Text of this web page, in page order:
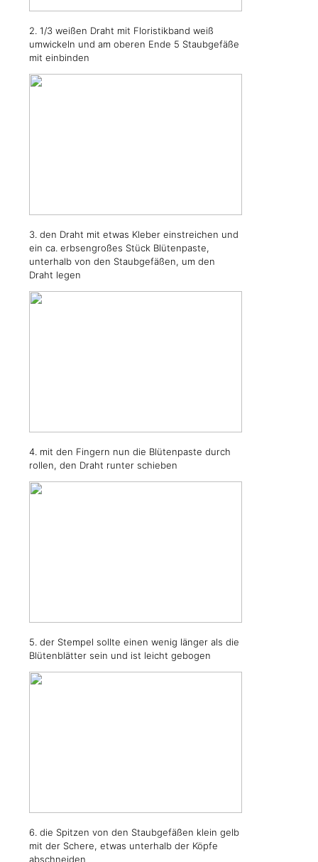
2. 1/3 weißen Draht mit Floristikband weiß
umwickeln und am oberen Ende 5 Staubgefäße
mit einbinden
3. den Draht mit etwas Kleber einstreichen und
ein ca. erbsengroßes Stück Blütenpaste,
unterhalb von den Staubgefäßen, um den
Draht legen
4. mit den Fingern nun die Blütenpaste durch
rollen, den Draht runter schieben
5. der Stempel sollte einen wenig länger als die
Blütenblätter sein und ist leicht gebogen
6. die Spitzen von den Staubgefäßen klein gelb
mit der Schere, etwas unterhalb der Köpfe
abschneiden